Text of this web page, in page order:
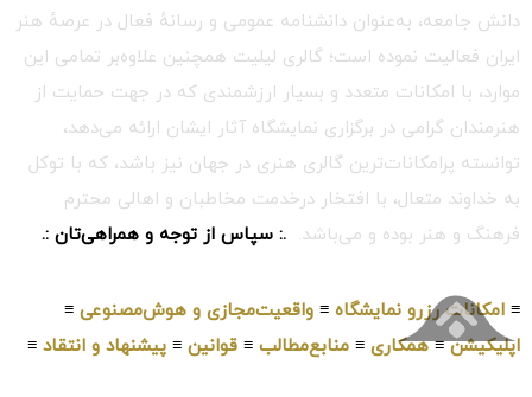
دانش جامعه، به‌عنوان دانشنامه عمومی و رسانهٔ فعال در عرصهٔ هنر
ایران فعالیت نموده است؛ گالری لیلیت همچنین علاوه‌بر تمامی این
موارد، با امکانات متعدد و بسیار ارزشمندی که در جهت حمایت از
هنرمندان گرامی در برگزاری نمایشگاه آثار ایشان ارائه می‌دهد،
توانسته پرامکانات‌ترین گالری هنری در جهان نیز باشد، که با توکل
به خداوند متعال، با افتخار درخدمت مخاطبان و اهالی محترم
فرهنگ و هنر بوده و می‌باشد. .: سپاس از توجه و همراهی‌تان :.
≡ امکانات رزرو نمایشگاه ≡ واقعیت‌مجازی و هوش‌مصنوعی ≡
اپلیکیشن≡همکاری ≡ منابع‌مطالب ≡ قوانین ≡ پیشنهاد و انتقاد ≡